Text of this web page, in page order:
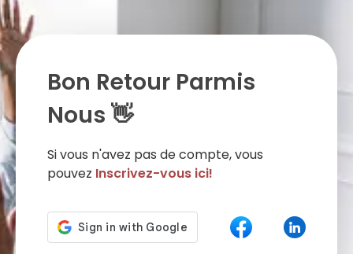
Bon Retour Parmis
Nous 👋
Si vous n'avez pas de compte, vous
pouvez Inscrivez-vous ici!